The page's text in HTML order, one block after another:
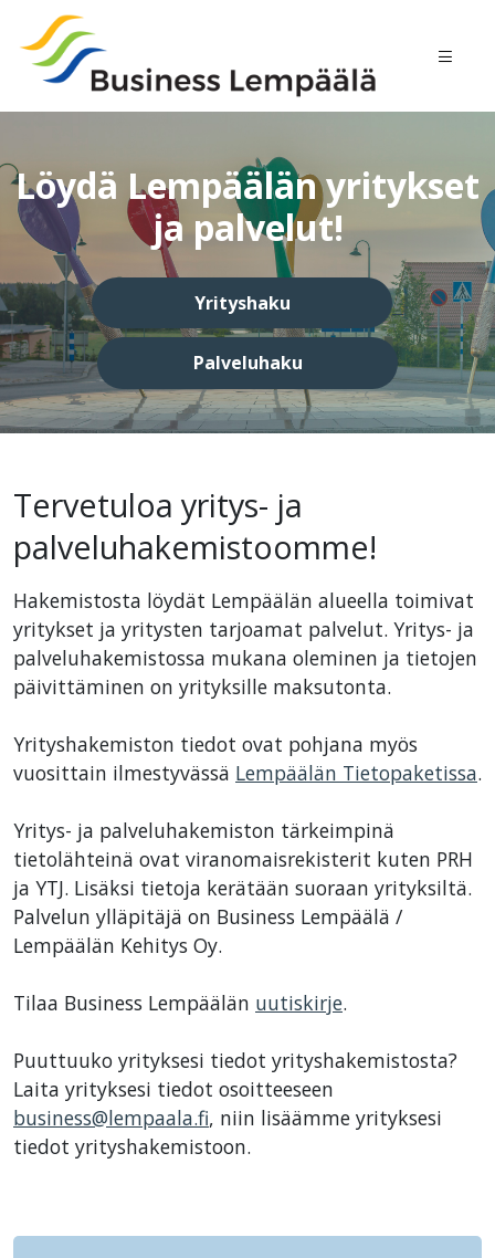
Löydä Lempäälän yritykset
ja palvelut!
Yrityshaku
Palveluhaku
Tervetuloa yritys- ja
palveluhakemistoomme!
Hakemistosta löydät Lempäälän alueella toimivat
yritykset ja yritysten tarjoamat palvelut. Yritys- ja
palveluhakemistossa mukana oleminen ja tietojen
päivittäminen on yrityksille maksutonta.
Yrityshakemiston tiedot ovat pohjana myös
vuosittain ilmestyvässä Lempäälän Tietopaketissa.
Yritys- ja palveluhakemiston tärkeimpinä
tietolähteinä ovat viranomaisrekisterit kuten PRH
ja YTJ. Lisäksi tietoja kerätään suoraan yrityksiltä.
Palvelun ylläpitäjä on Business Lempäälä /
Lempäälän Kehitys Oy.
Tilaa Business Lempäälän uutiskirje.
Puuttuuko yrityksesi tiedot yrityshakemistosta?
Laita yrityksesi tiedot osoitteeseen
business@lempaala.fi, niin lisäämme yrityksesi
tiedot yrityshakemistoon.